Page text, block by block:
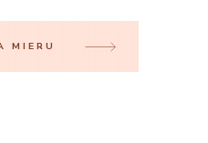
MIERU